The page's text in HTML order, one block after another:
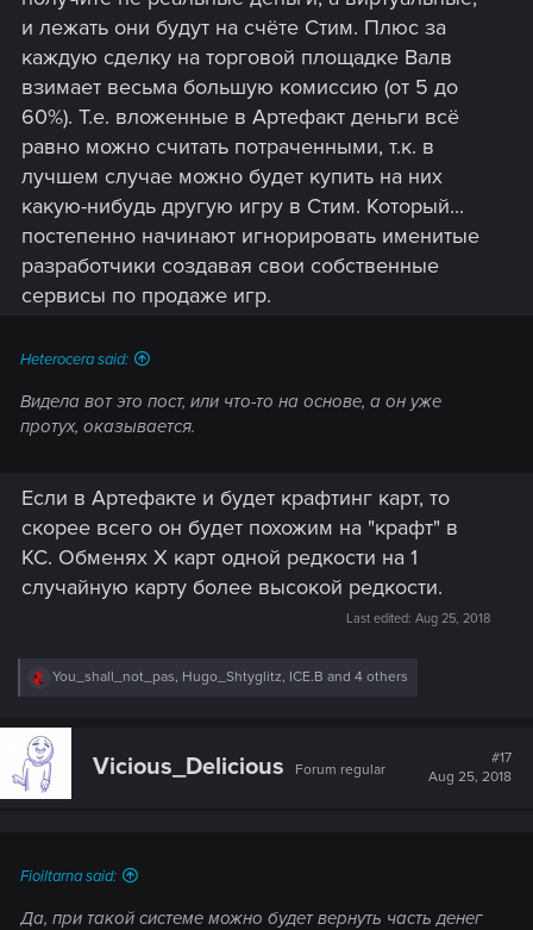
и лежать они будут на счёте Стим. Плюс за
каждую сделку на торговой площадке Валв
взимает весьма большую комиссию (от 5 до
60%). Т.е. вложенные в Артефакт деньги всё
равно можно считать потраченными, т.к. в
лучшем случае можно будет купить на них
какую-нибудь другую игру в Стим. Который...
постепенно начинают игнорировать именитые
разработчики создавая свои собственные
сервисы по продаже игр.
Heterocera said:
Видела вот это пост, или что-то на основе, а он уже
протух, оказывается.
Если в Артефакте и будет крафтинг карт, то
скорее всего он будет похожим на "крафт" в
КС. Обменях Х карт одной редкости на 1
случайную карту более высокой редкости.
Last edited: Aug 25, 2018
R
c
t
You_shall_not_pas, Hugo_Shtyglitz, ICE.B and 4 others
Vicious_Delicious Forum regular
#17
Aug 25, 2018
Fioiltarna said:
Да, при такой системе можно будет вернуть часть денег